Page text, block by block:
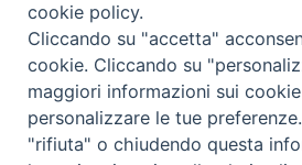
Copyright © 2019 - Tutti
Trentina Editrice
Privacy Policy
cookie policy.
Cliccando su "accetta"
cookie. Cliccando su
maggiori informazioni sui
personalizzare le tue
"rifiuta" o chiudendo questa